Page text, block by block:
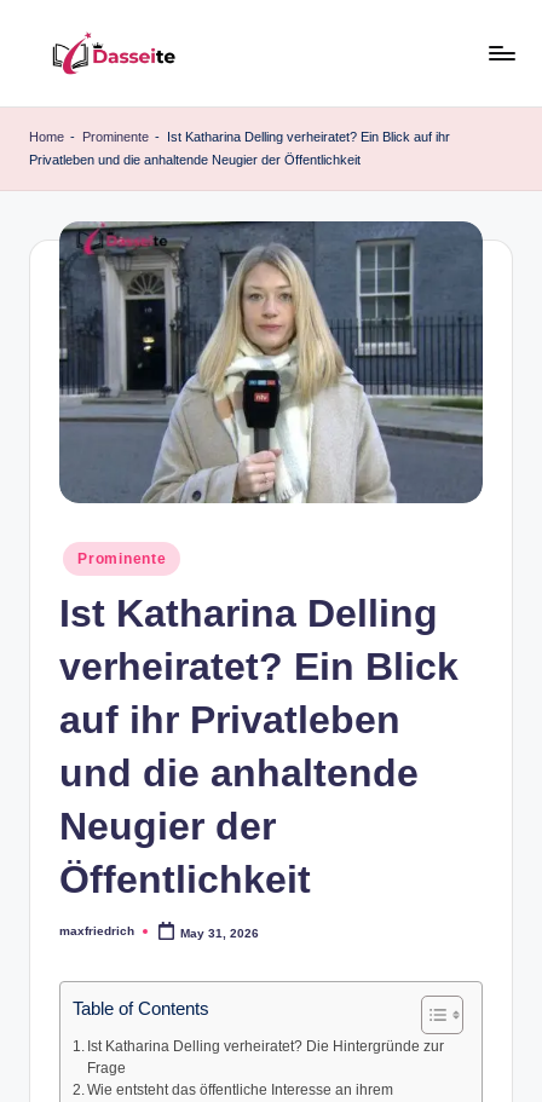
content
a
e
Home - Prominente - Ist Katharina Delling verheiratet? Ein Blick auf ihr
Privatleben und die anhaltende Neugier der Öffentlichkeit
Posted
in
Prominente
Ist Katharina Delling
verheiratet? Ein Blick
auf ihr Privatleben
und die anhaltende
Neugier der
Öffentlichkeit
Posted
maxfriedrich May 31, 2026
Table of Contents
Ist Katharina Delling verheiratet? Die Hintergründe zur
Frage
Wie entsteht das öffentliche Interesse an ihrem